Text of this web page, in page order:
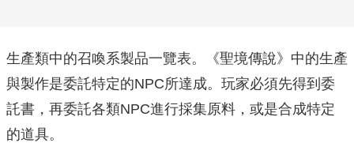
生產類中的召喚系製品一覽表。《聖境傳說》中的生產
與製作是委託特定的NPC所達成。玩家必須先得到委
託書，再委託各類NPC進行採集原料，或是合成特定
的道具。